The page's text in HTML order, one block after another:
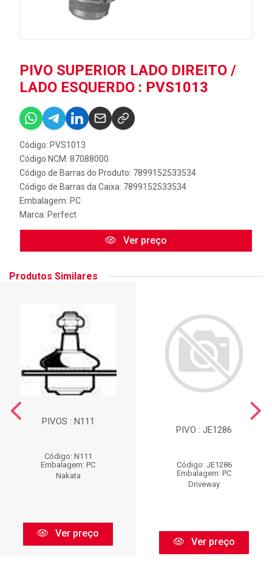
PIVO SUPERIOR LADO DIREITO /
LADO ESQUERDO : PVS1013
Código: PVS1013
Código NCM: 87088000
Código de Barras do Produto: 7899152533534
Código de Barras da Caixa: 7899152533534
Embalagem: PC
Marca: Perfect
Ver preço
Produtos Similares
PIVOS : N111
Código: N111
Embalagem: PC
Nakata
Ver preço
PIVO : JE1286
Código: JE1286
Embalagem: PC
Driveway
Ver preço